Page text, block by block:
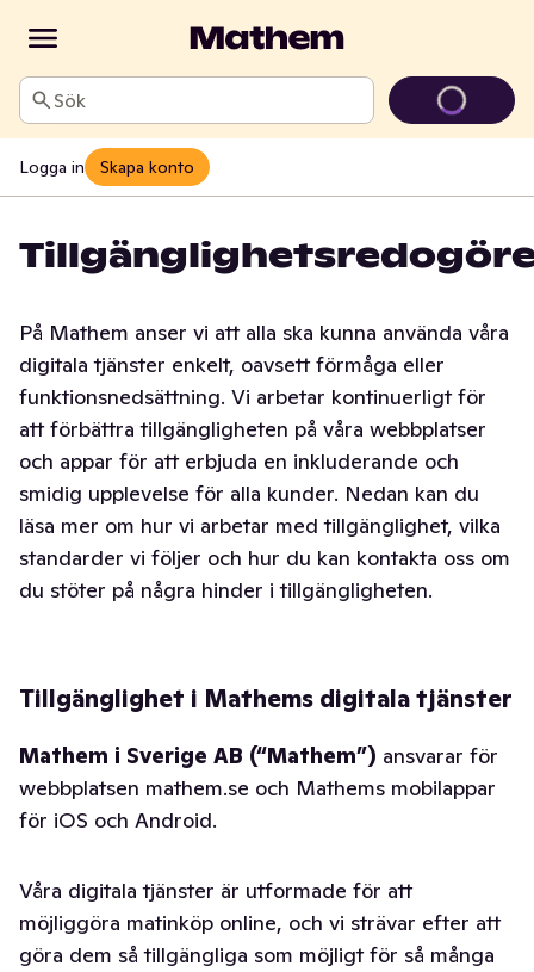
Sök
Logga in Skapa konto
På Mathem anser vi att alla ska kunna använda våra
digitala tjänster enkelt, oavsett förmåga eller
funktionsnedsättning. Vi arbetar kontinuerligt för
att förbättra tillgängligheten på våra webbplatser
och appar för att erbjuda en inkluderande och
smidig upplevelse för alla kunder. Nedan kan du
läsa mer om hur vi arbetar med tillgänglighet, vilka
standarder vi följer och hur du kan kontakta oss om
du stöter på några hinder i tillgängligheten.
Tillgänglighet i Mathems digitala tjänster
Mathem i Sverige AB (“Mathem”) ansvarar för
webbplatsen mathem.se och Mathems mobilappar
för iOS och Android.
Våra digitala tjänster är utformade för att
möjliggöra matinköp online, och vi strävar efter att
göra dem så tillgängliga som möjligt för så många